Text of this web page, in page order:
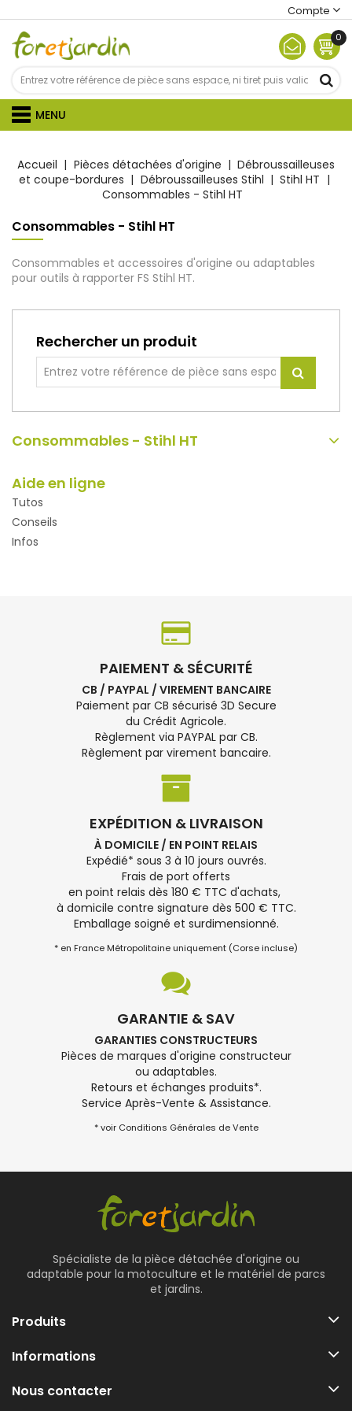
Compte
0
MENU
Accueil Pièces détachées d'origine
Débroussailleuses
et coupe-bordures
Débroussailleuses Stihl
Stihl HT
Consommables - Stihl HT
Consommables - Stihl HT
Consommables et accessoires d'origine ou adaptables
pour outils à rapporter FS Stihl HT.
Rechercher un produit
Consommables - Stihl HT
Aide en ligne
Tutos
Conseils
Infos
PAIEMENT & SÉCURITÉ
CB / PAYPAL / VIREMENT BANCAIRE
Paiement par CB sécurisé 3D Secure
du Crédit Agricole.
Règlement via PAYPAL par CB.
Règlement par virement bancaire.
EXPÉDITION & LIVRAISON
À DOMICILE / EN POINT RELAIS
Expédié* sous 3 à 10 jours ouvrés.
Frais de port offerts
en point relais dès 180 € TTC d'achats,
à domicile contre signature dès 500 € TTC.
Emballage soigné et surdimensionné.
* en France Métropolitaine uniquement (Corse incluse)
GARANTIE & SAV
GARANTIES CONSTRUCTEURS
Pièces de marques d'origine constructeur
ou adaptables.
Retours et échanges produits*.
Service Après-Vente & Assistance.
* voir Conditions Générales de Vente
Spécialiste de la pièce détachée d'origine ou
adaptable pour la motoculture et le matériel de parcs
et jardins.
Produits
Informations
Nous contacter